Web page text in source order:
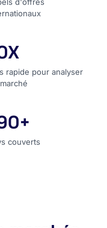
rapide pour analyser
rapide pour analyser
couverts
couverts